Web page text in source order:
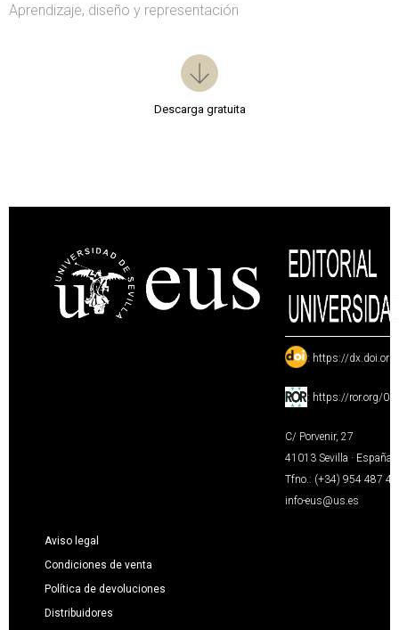
Aprendizaje, diseño y representación
Descarga gratuita
: https://
: https://ror.org/
C/ Porvenir, 27
41013 Sevilla · España
Tfno.: (+34) 954 487
info-eus@us.es
Aviso legal
Condiciones de venta
Política de devoluciones
Distribuidores